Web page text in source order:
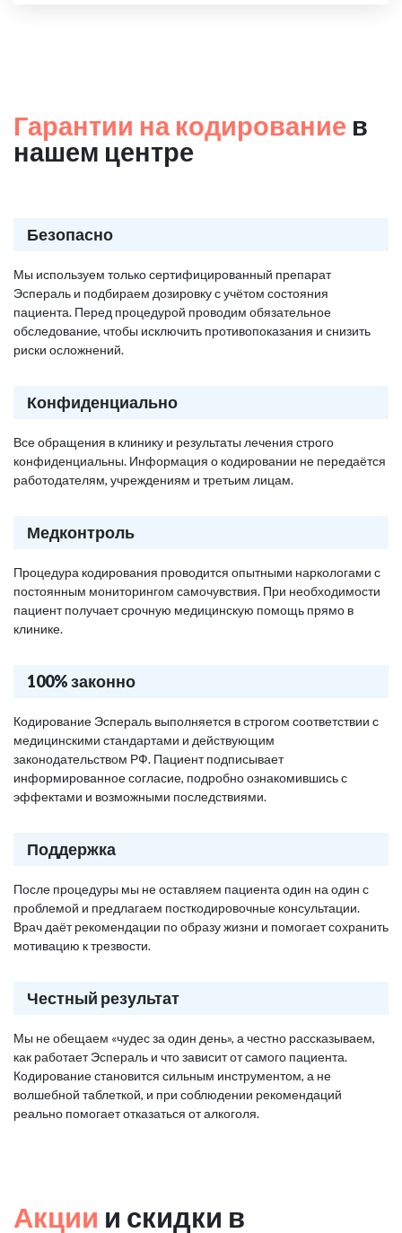
Гарантии на кодирование в
нашем центре
Безопасно
Мы используем только сертифицированный препарат
Эспераль и подбираем дозировку с учётом состояния
пациента. Перед процедурой проводим обязательное
обследование, чтобы исключить противопоказания и снизить
риски осложнений.
Конфиденциально
Все обращения в клинику и результаты лечения строго
конфиденциальны. Информация о кодировании не передаётся
работодателям, учреждениям и третьим лицам.
Медконтроль
Процедура кодирования проводится опытными наркологами с
постоянным мониторингом самочувствия. При необходимости
пациент получает срочную медицинскую помощь прямо в
клинике.
100% законно
Кодирование Эспераль выполняется в строгом соответствии с
медицинскими стандартами и действующим
законодательством РФ. Пациент подписывает
информированное согласие, подробно ознакомившись с
эффектами и возможными последствиями.
Поддержка
После процедуры мы не оставляем пациента один на один с
проблемой и предлагаем посткодировочные консультации.
Врач даёт рекомендации по образу жизни и помогает сохранить
мотивацию к трезвости.
Честный результат
Мы не обещаем «чудес за один день», а честно рассказываем,
как работает Эспераль и что зависит от самого пациента.
Кодирование становится сильным инструментом, а не
волшебной таблеткой, и при соблюдении рекомендаций
реально помогает отказаться от алкоголя.
Акции и скидки в